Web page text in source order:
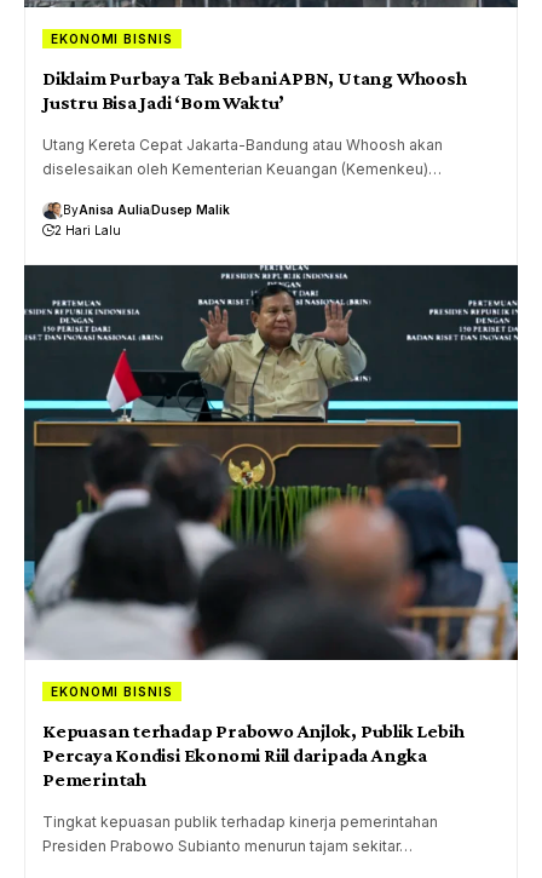
EKONOMI BISNIS
Diklaim Purbaya Tak Bebani APBN, Utang Whoosh
Justru Bisa Jadi ‘Bom Waktu’
Utang Kereta Cepat Jakarta-Bandung atau Whoosh akan
diselesaikan oleh Kementerian Keuangan (Kemenkeu)…
ByAnisa AuliaDusep Malik
2 Hari Lalu
EKONOMI BISNIS
Kepuasan terhadap Prabowo Anjlok, Publik Lebih
Percaya Kondisi Ekonomi Riil daripada Angka
Pemerintah
Tingkat kepuasan publik terhadap kinerja pemerintahan
Presiden Prabowo Subianto menurun tajam sekitar…